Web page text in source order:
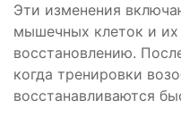
Эти изменения
мышечных клеток и их
восстановлению.
когда тренировки
восстанавливаются